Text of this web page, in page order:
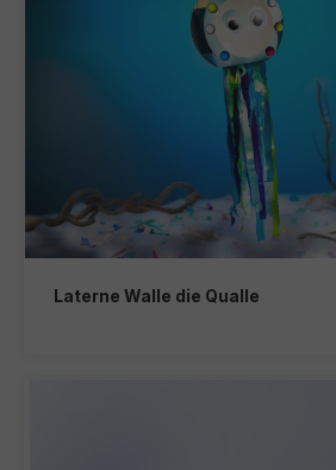
Laterne Walle die Qualle